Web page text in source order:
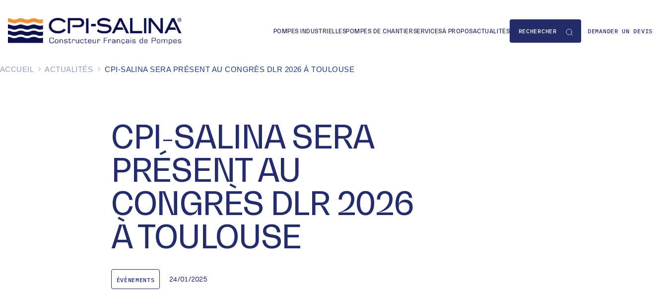
POMPES INDUSTRIELLESPOMPES DE CHANTIERSERVICESÀ PROPOSACTUALITÉS DEMANDER UN DEVIS
ACCUEIL ACTUALITÉS CPI-SALINA SERA PRÉSENT AU CONGRÈS DLR 2026 À TOULOUSE
CPI-SALINA SERA
PRÉSENT AU
CONGRÈS DLR 2026
À TOULOUSE
ÉVÈNEMENTS 24/01/2025